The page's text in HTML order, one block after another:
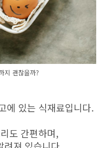
지 괜찮을까?
에 있는 식재료입니다.
도 간편하며,